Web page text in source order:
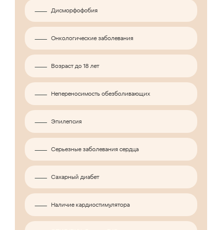
Дисморфофобия
Онкологические заболевания
Возраст до 18 лет
Непереносимость обезболивающих
Эпилепсия
Серьезные заболевания сердца
Сахарный диабет
Наличие кардиостимулятора